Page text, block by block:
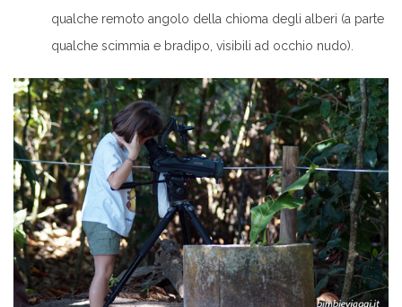
qualche remoto angolo della chioma degli alberi (a parte
qualche scimmia e bradipo, visibili ad occhio nudo).